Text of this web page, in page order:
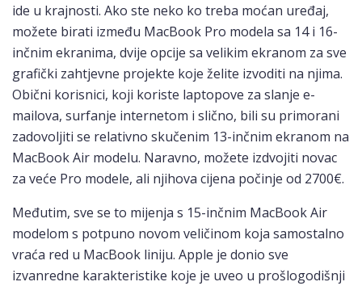
ide u krajnosti. Ako ste neko ko treba moćan uređaj,
možete birati između MacBook Pro modela sa 14 i 16-
inčnim ekranima, dvije opcije sa velikim ekranom za sve
grafički zahtjevne projekte koje želite izvoditi na njima.
Obični korisnici, koji koriste laptopove za slanje e-
mailova, surfanje internetom i slično, bili su primorani
zadovoljiti se relativno skučenim 13-inčnim ekranom na
MacBook Air modelu. Naravno, možete izdvojiti novac
za veće Pro modele, ali njihova cijena počinje od 2700€.
Međutim, sve se to mijenja s 15-inčnim MacBook Air
modelom s potpuno novom veličinom koja samostalno
vraća red u MacBook liniju. Apple je donio sve
izvanredne karakteristike koje je uveo u prošlogodišnji